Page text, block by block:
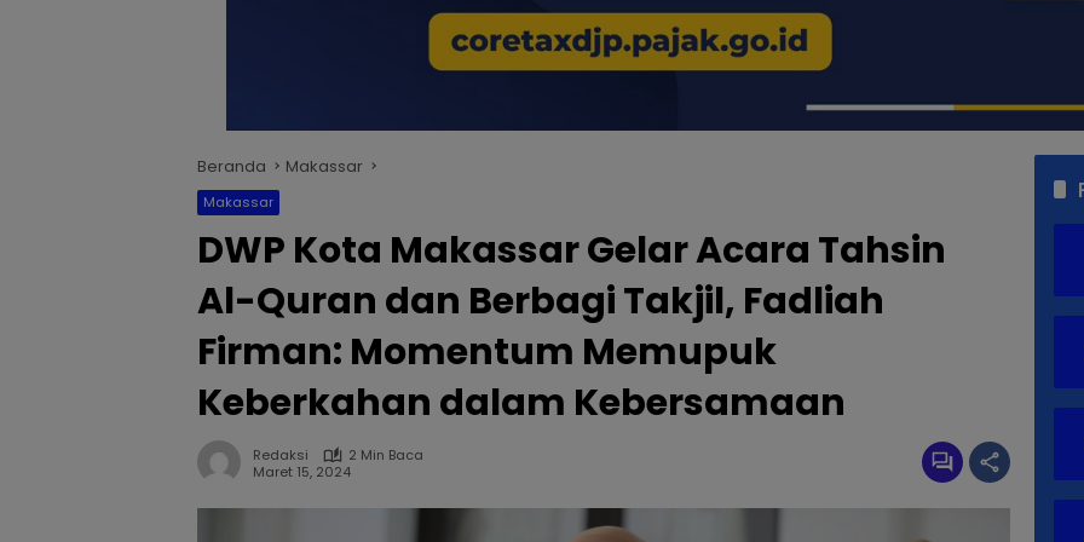
Beranda Makassar
Makassar
DWP Kota Makassar Gelar Acara Tahsin
Al-Quran dan Berbagi Takjil, Fadliah
Firman: Momentum Memupuk
Keberkahan dalam Kebersamaan
Redaksi
2 Min Baca
Maret 15, 2024